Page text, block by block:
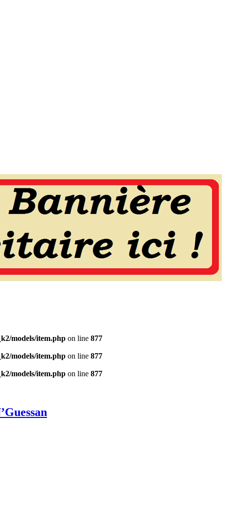
models/item.php on line 877
models/item.php on line 877
models/item.php on line 877